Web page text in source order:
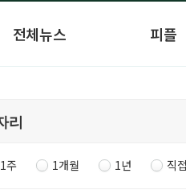
전체뉴스 피플
1주 1개월 1년 직